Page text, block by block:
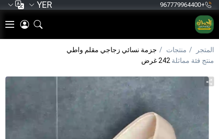
+967779964400
YER
المتجر منتجات
جزمة نسائي زجاجي مقلم واطي
منتج فئة مماثلة 242 غرض